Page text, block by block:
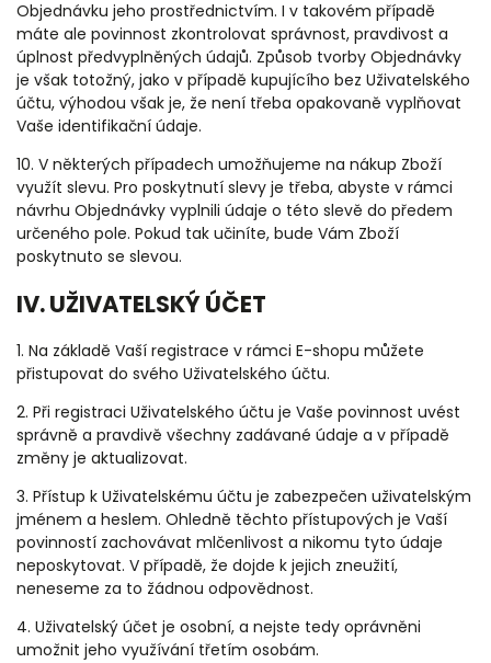
Objednávku jeho prostřednictvím. I v takovém případě
máte ale povinnost zkontrolovat správnost, pravdivost a
úplnost předvyplněných údajů. Způsob tvorby Objednávky
je však totožný, jako v případě kupujícího bez Uživatelského
účtu, výhodou však je, že není třeba opakovaně vyplňovat
Vaše identifikační údaje.
10. V některých případech umožňujeme na nákup Zboží
využít slevu. Pro poskytnutí slevy je třeba, abyste v rámci
návrhu Objednávky vyplnili údaje o této slevě do předem
určeného pole. Pokud tak učiníte, bude Vám Zboží
poskytnuto se slevou.
IV. UŽIVATELSKÝ ÚČET
1. Na základě Vaší registrace v rámci E-shopu můžete
přistupovat do svého Uživatelského účtu.
2. Při registraci Uživatelského účtu je Vaše povinnost uvést
správně a pravdivě všechny zadávané údaje a v případě
změny je aktualizovat.
3. Přístup k Uživatelskému účtu je zabezpečen uživatelským
jménem a heslem. Ohledně těchto přístupových je Vaší
povinností zachovávat mlčenlivost a nikomu tyto údaje
neposkytovat. V případě, že dojde k jejich zneužití,
neneseme za to žádnou odpovědnost.
4. Uživatelský účet je osobní, a nejste tedy oprávněni
umožnit jeho využívání třetím osobám.